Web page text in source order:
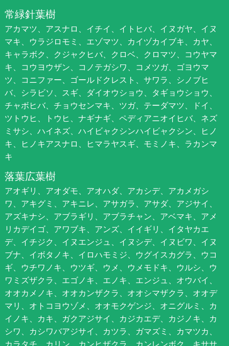
常緑針葉樹
アカマツ、アスナロ、イチイ、イトヒバ、イヌガヤ、イヌ
マキ、ウラジロモミ、エゾマツ、カイヅカイブキ、カヤ、
キャラボク、クジャクヒバ、クロベ、クロマツ、コウヤマ
キ、コウヨウザン、コノテガシワ、コメツガ、ゴヨウマ
ツ、コニファー、ゴールドクレスト、サワラ、シノブヒ
バ、シラビソ、スギ、ダイオウショウ、タギョウショウ、
チャボヒバ、チョウセンマキ、ツガ、テーダマツ、ドイ、
ツトウヒ、トウヒ、ナギナギ、ペディアニオイヒバ、ネズ
ミサシ、ハイネズ、ハイビャクシンハイビャクシン、ヒノ
キ、ヒノキアスナロ、ヒマラヤスギ、モミノキ、ラカンマ
キ
落葉広葉樹
アオギリ、アオダモ、アオハダ、アカシデ、アカメガシ
ワ、アキグミ、アキニレ、アサガラ、アサダ、アジサイ、
アズキナシ、アブラギリ、アブラチャン、アベマキ、アメ
リカデイゴ、アワブキ、アンズ、イイギリ、イタヤカエ
デ、イチジク、イヌエンジュ、イヌシデ、イヌビワ、イヌ
ブナ、イボタノキ、イロハモミジ、ウグイスカグラ、ウコ
ギ、ウチワノキ、ウツギ、ウメ、ウメモドキ、ウルシ、ウ
ワミズザクラ、エゴノキ、エノキ、エンジュ、オウバイ、
オオカメノキ、オオカンザクラ、オオシマザクラ、オオデ
マリ、オトコヨウゾメ、オオモクゲンジ、オニグルミ、カ
イノキ、カキ、ガクアジサイ、カジカエデ、カジノキ、カ
シワ、カシワバアジサイ、カツラ、ガマズミ、カマツカ、